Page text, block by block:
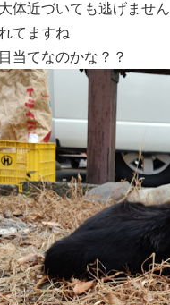
体近づいても逃げません
てますね
当てなのかな？？